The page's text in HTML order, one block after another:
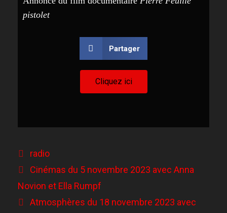
pistolet
Partager
Cliquez ici
radio
Cinémas du 5 novembre 2023 avec Anna
Novion et Ella Rumpf
Atmosphères du 18 novembre 2023 avec